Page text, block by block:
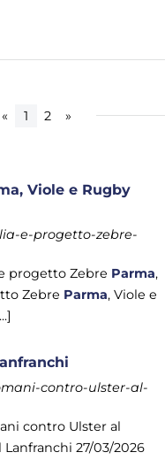
« 1 2 »
Viole e Rugby
e-progetto-zebre-
progetto Zebre Parma,
Zebre Parma, Viole e
contro-ulster-al-
contro Ulster al
27/03/2026